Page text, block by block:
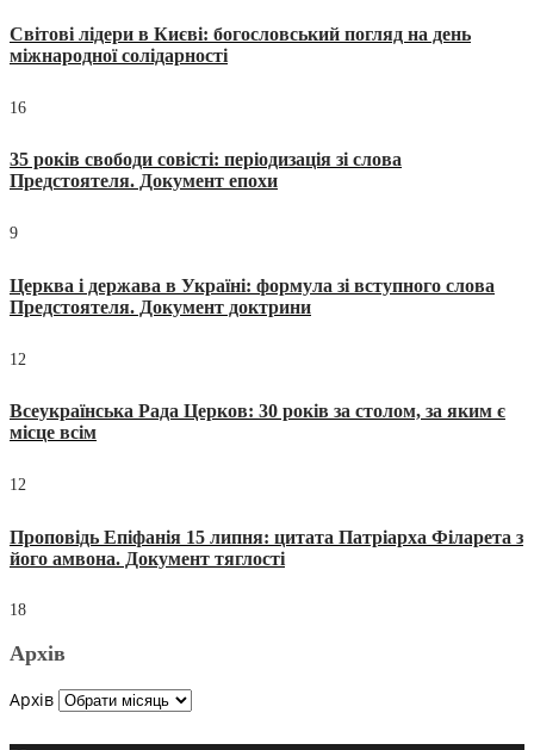
Світові лідери в Києві: богословський погляд на день
міжнародної солідарності
16
35 років свободи совісті: періодизація зі слова
Предстоятеля. Документ епохи
9
Церква і держава в Україні: формула зі вступного слова
Предстоятеля. Документ доктрини
12
Всеукраїнська Рада Церков: 30 років за столом, за яким є
місце всім
12
Проповідь Епіфанія 15 липня: цитата Патріарха Філарета з
його амвона. Документ тяглості
18
Архів
Архів